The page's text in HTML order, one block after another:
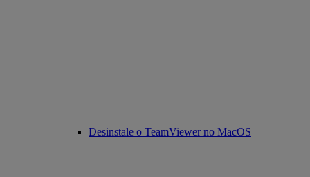
Desinstale o TeamViewer no MacOS